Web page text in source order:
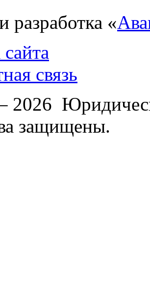
разработка «
связь
2026
защищены.